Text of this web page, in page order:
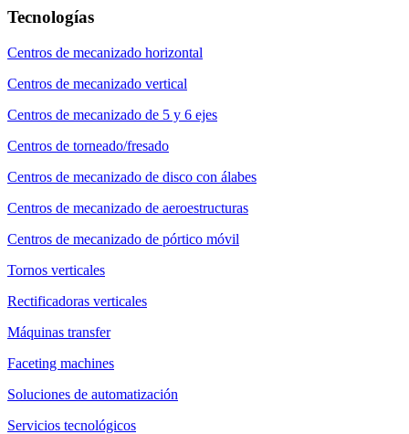
Tecnologías
Centros de mecanizado horizontal
Centros de mecanizado vertical
Centros de mecanizado de 5 y 6 ejes
Centros de torneado/fresado
Centros de mecanizado de disco con álabes
Centros de mecanizado de aeroestructuras
Centros de mecanizado de pórtico móvil
Tornos verticales
Rectificadoras verticales
Máquinas transfer
Faceting machines
Soluciones de automatización
Servicios tecnológicos